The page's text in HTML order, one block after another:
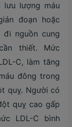
lượng máu
đoạn hoặc
đi nguồn cung
thiết. Mức
C, làm tăng
đông trong
quỵ. Người có
quỵ cao gấp
LDL-C bình